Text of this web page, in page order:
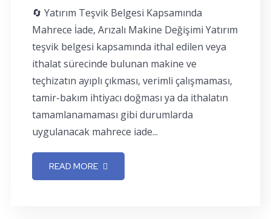
🔄 Yatırım Teşvik Belgesi Kapsamında
Mahrece İade, Arızalı Makine Değişimi Yatırım
teşvik belgesi kapsamında ithal edilen veya
ithalat sürecinde bulunan makine ve
teçhizatın ayıplı çıkması, verimli çalışmaması,
tamir-bakım ihtiyacı doğması ya da ithalatın
tamamlanamaması gibi durumlarda
uygulanacak mahrece iade...
READ MORE